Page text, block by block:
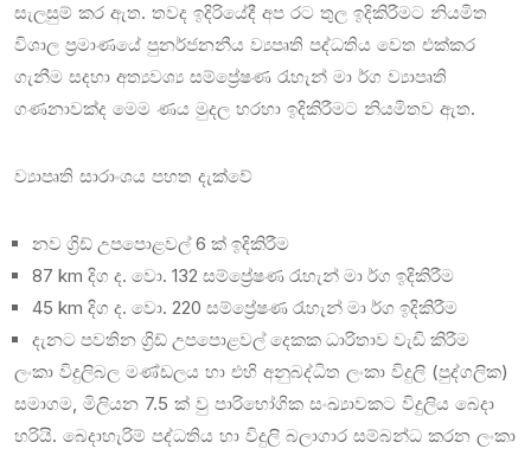
සැලසුම් කර ඇත. තවද ඉදිරියේදී අප රට තුල ඉදිකිරීමට නියමිත
විශාල ප්‍රමාණයේ පුනර්ජනනීය ව්‍යපෘති පද්ධතිය වෙත එක්කර
ගැනීම සදහා අත්‍යවශ්‍ය සම්ප්‍රේෂණ රැහැන් මා ර්ග ව්‍යාපෘති
ගණනාවක්ද මෙම ණය මුදල හරහා ඉදිකිරීමට නියමිතව ඇත.
ව්‍යාපෘති සාරාංශය පහත දැක්වේ
නව ග්‍රිඩ් උපපොළවල් 6 ක් ඉදිකිරීම
87 km දිග ද. වො. 132 සම්ප්‍රේෂණ රැහැන් මා ර්ග ඉදිකිරීම
45 km දිග ද. වො. 220 සම්ප්‍රේෂණ රැහැන් මා ර්ග ඉදිකිරීම
දැනට පවතින ග්‍රිඩ් උපපොළවල් දෙකක ධාරිතාව වැඩි කිරීම
ලංකා විදුලිබල මණ්ඩලය හා එහි අනුබද්ධිත ලංකා විදුලි (පුද්ගලික)
සමාගම, මිලියන 7.5 ක් වු පාරිභෝගික සංඛ්‍යාවකට විදුලිය බෙදා
හරියි. බෙදාහැරිම් පද්ධතිය හා විදුලි බලාගාර සම්බන්ධ කරන ලංකා